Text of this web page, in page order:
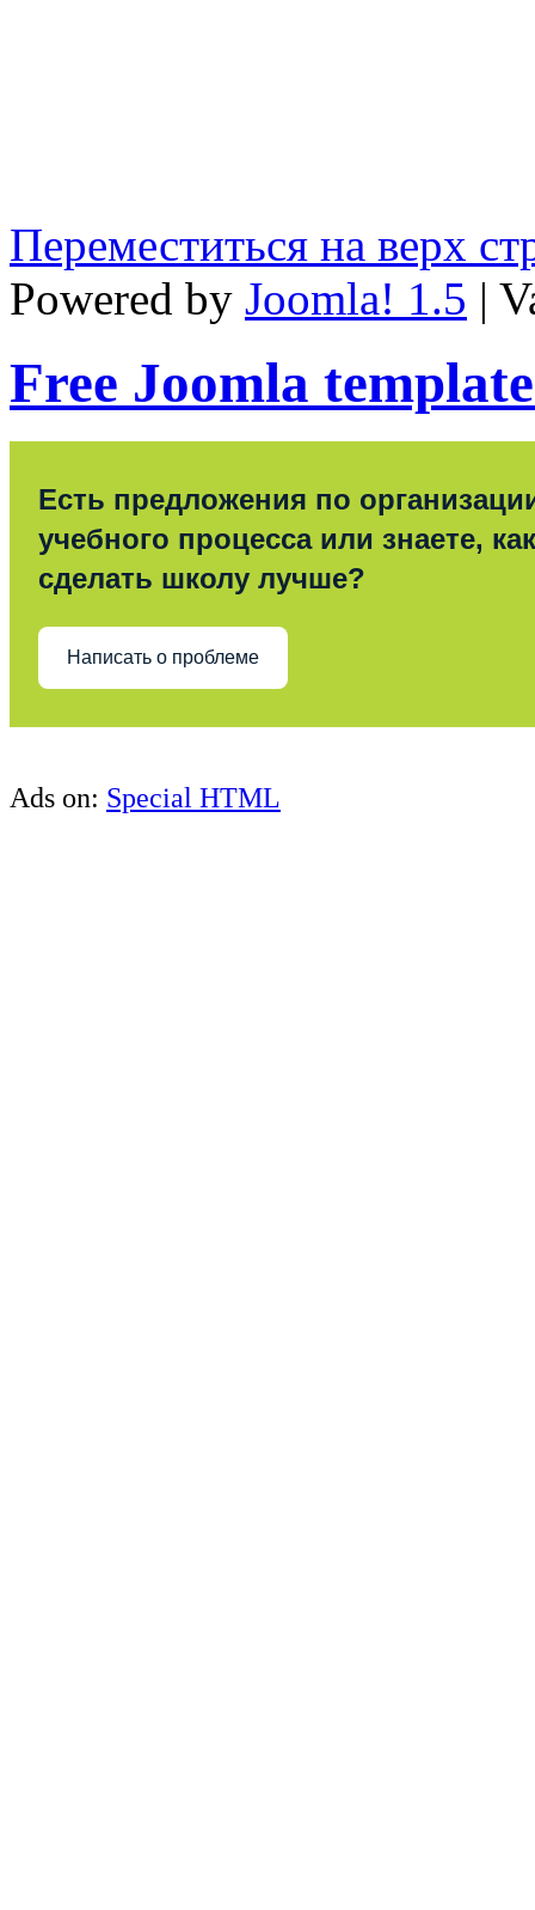
Переместиться на верх
Powered by Joomla! 1.5 |
Free Joomla
Есть предложения по
учебного процесса или знаете, как
сделать школу лучше?
Написать о проблеме
Ads on: Special HTML